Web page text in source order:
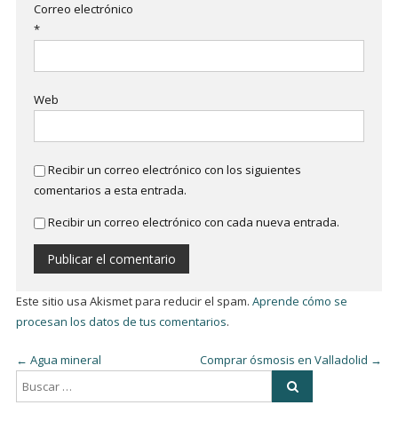
Correo electrónico
*
Web
Recibir un correo electrónico con los siguientes
comentarios a esta entrada.
Recibir un correo electrónico con cada nueva entrada.
Este sitio usa Akismet para reducir el spam. Aprende cómo se
procesan los datos de tus comentarios.
← Agua mineral Comprar ósmosis en Valladolid →